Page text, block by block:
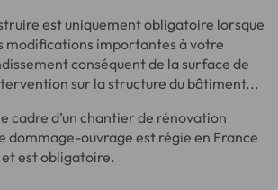
est uniquement obligatoire lorsque
modifications importantes à votre
conséquent de la surface de
sur la structure du bâtiment...
cadre d’un chantier de rénovation
dommage-ouvrage est régie en France
est obligatoire.